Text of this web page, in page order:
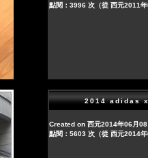
點閱：3996 次（從 西元2011
2014 adidas x
Created on 西元2014年06月
點閱：5603 次（從 西元2014